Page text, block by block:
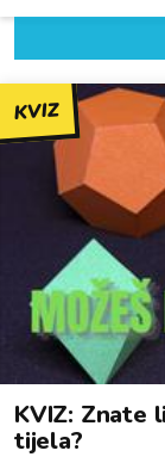
KVIZ
KVIZ: Znate
tijela?